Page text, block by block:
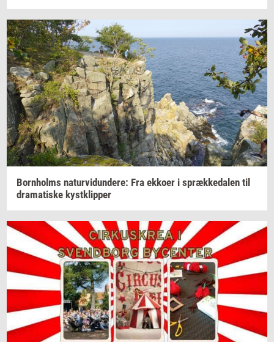
Born­holms na­tur­vi­dun­de­re: Fra ek­ko­er i spræk­ke­da­len til
dra­ma­ti­ske kyst­klip­per